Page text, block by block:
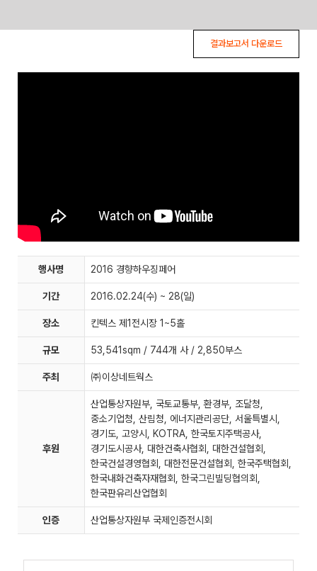
content
결과보고서 다운로드
행사명 2016 경향하우징페어
기간 2016.02.24(수) ~ 28(일)
장소 킨텍스 제1전시장 1~5홀
규모 53,541sqm / 744개 사 / 2,850부스
주최 ㈜이상네트웍스
후원
산업통상자원부, 국토교통부, 환경부, 조달청,
중소기업청, 산림청, 에너지관리공단, 서울특별시,
경기도, 고양시, KOTRA, 한국토지주택공사,
경기도시공사, 대한건축사협회, 대한건설협회,
한국건설경영협회, 대한전문건설협회, 한국주택협회,
한국내화건축자재협회, 한국그린빌딩협의회,
한국판유리산업협회
인증 산업통상자원부 국제인증전시회